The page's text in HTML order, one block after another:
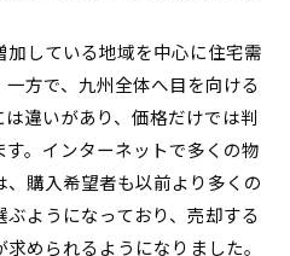
している地域を中心に住宅需
方で、九州全体へ目を向ける
違いがあり、価格だけでは判
。インターネットで多くの物
購入希望者も以前より多くの
ようになっており、売却する
められるようになりました。